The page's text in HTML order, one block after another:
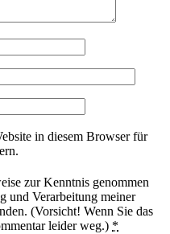
in diesem Browser für
zur Kenntnis genommen
und Verarbeitung meiner
(Vorsicht! Wenn Sie das
leider weg.) *